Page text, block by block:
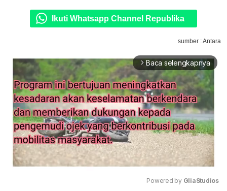
Ikuti Whatsapp Channel Republika
sumber : Antara
arrow_forward_ios Baca selengkapnya
Powered by GliaStudios